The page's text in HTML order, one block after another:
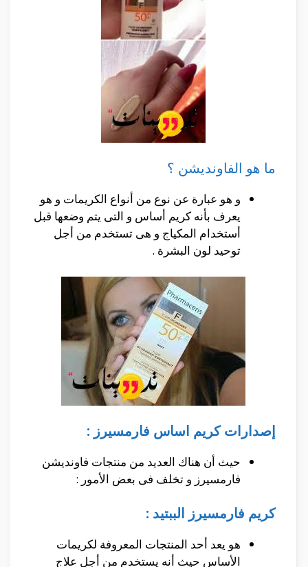
ما هو الفاونديشن ؟
و هو عبارة عن نوع من أنواع الكريمات و هو
يعرف بأنه كريم أساس و التى يتم وضعها قبل
أستخدام المكياج و هى تستخدم من أجل
توحيد لون البشرة .
إصدارات كريم اساس فارمسيرز :
حيث أن هناك العديد من منتجات فاونديشن
فارمسيرز و تخلف فى بعض الأمور :
كريم فارمسيرز الببتيد :
هو يعد أحد المنتجات المعروفة لكريمات
الأساس حيث أنه يستخدم من أجل علاج